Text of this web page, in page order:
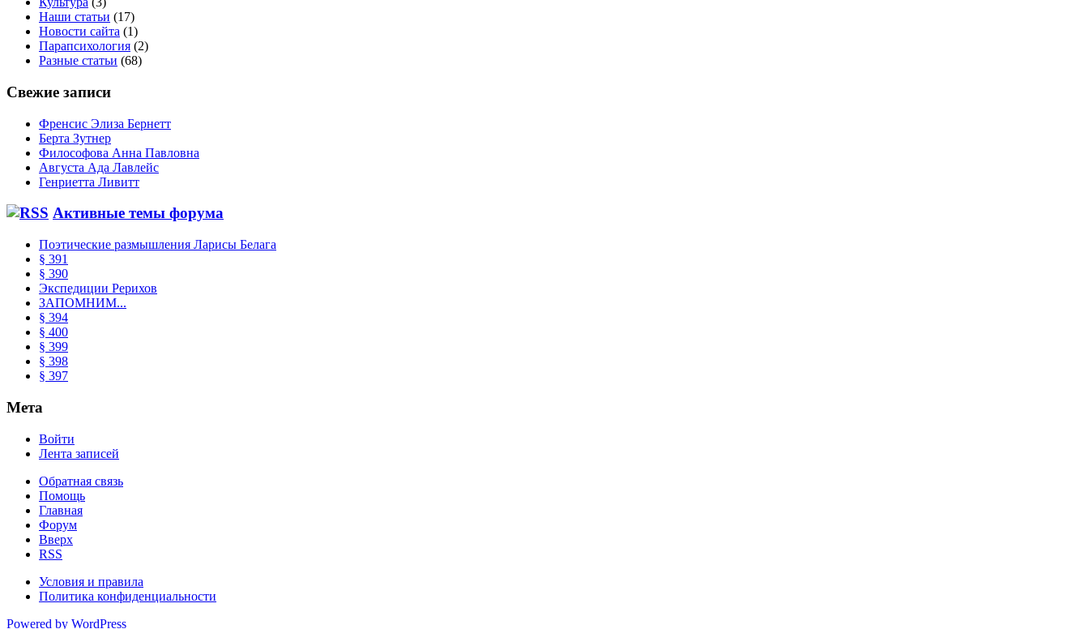
Наши статьи (17)
Новости сайта (1)
Парапсихология (2)
Разные статьи (68)
Свежие записи
Френсис Элиза Бернетт
Берта Зутнер
Философова Анна Павловна
Августа Ада Лавлейс
Генриетта Ливитт
Активные темы форума
Поэтические размышления Ларисы Белага
§ 391
§ 390
Экспедиции Рерихов
ЗАПОМНИМ...
§ 394
§ 400
§ 399
§ 398
§ 397
Мета
Войти
Лента записей
Обратная связь
Помощь
Главная
Форум
Вверх
RSS
Условия и правила
Политика конфиденциальности
Powered by WordPress